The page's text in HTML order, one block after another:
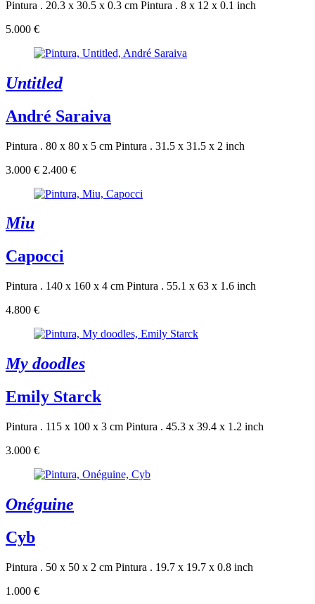
Pintura . 20.3 x 30.5 x 0.3 cm Pintura . 8 x 12 x 0.1 inch
5.000 €
Untitled
André Saraiva
Pintura . 80 x 80 x 5 cm Pintura . 31.5 x 31.5 x 2 inch
3.000 € 2.400 €
Miu
Capocci
Pintura . 140 x 160 x 4 cm Pintura . 55.1 x 63 x 1.6 inch
4.800 €
My doodles
Emily Starck
Pintura . 115 x 100 x 3 cm Pintura . 45.3 x 39.4 x 1.2 inch
3.000 €
Onéguine
Cyb
Pintura . 50 x 50 x 2 cm Pintura . 19.7 x 19.7 x 0.8 inch
1.000 €